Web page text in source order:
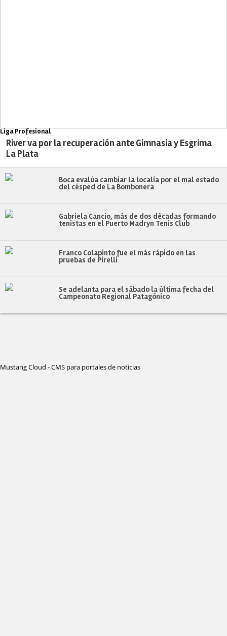
Liga Profesional
River va por la recuperación ante Gimnasia y Esgrima
La Plata
Boca evalúa cambiar la localía por el mal estado
del césped de La Bombonera
Gabriela Cancio, más de dos décadas formando
tenistas en el Puerto Madryn Tenis Club
Franco Colapinto fue el más rápido en las
pruebas de Pirelli
Se adelanta para el sábado la última fecha del
Campeonato Regional Patagónico
Mustang Cloud - CMS para portales de noticias